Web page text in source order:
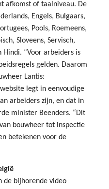
afkomst of taalniveau. De
Engels, Bulgaars,
Pools, Roemeens,
Sloveens, Servisch,
Hindi. “Voor arbeiders is
gelden. Daarom
Lantis:
legt in eenvoudige
arbeiders zijn, en dat in
minister Beenders. “Dit
bouwheer tot inspectie
betekenen voor de
de bijhorende video